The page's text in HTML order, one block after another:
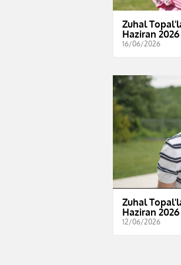
Zuhal
Haziran 2026
16/06/2026
Zuhal
Haziran 2026
12/06/2026